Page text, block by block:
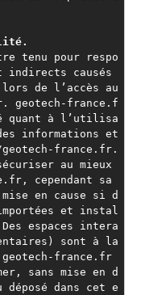
tenu pour respo
indirects causés
de l’accès au
geotech-france.f
quant à l’utilisa
informations et
france.fr.
au mieux
cependant sa
en cause si d
et instal
espaces intera
sont à la
france.fr
sans mise en d
déposé dans cet e